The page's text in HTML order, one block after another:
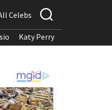
Celebs
Katy Perry